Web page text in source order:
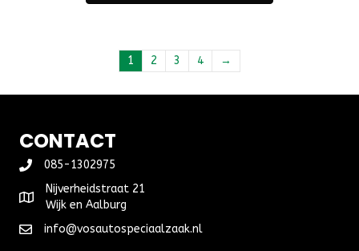
1 2 3 4 →
CONTACT
085-1302975
Nijverheidstraat 21
Wijk en Aalburg
info@vosautospeciaalzaak.nl